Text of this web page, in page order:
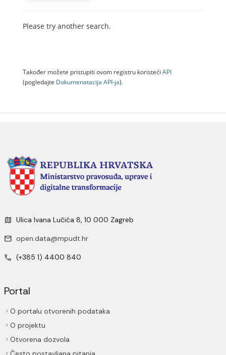
Please try another search.
Također možete pristupiti ovom registru koristeći API
(pogledajte Dokumenаtаcijа API-jа).